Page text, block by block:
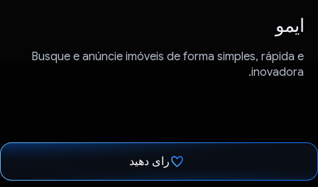
ایمو
Busque e anúncie imóveis de forma simples, rápida e
inovadora.
رای دهید